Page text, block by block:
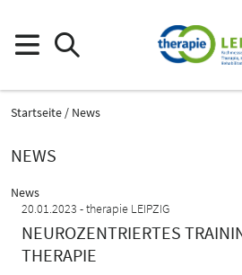
Startseite
News
NEWS
News
20.01.2023
therapie LEIPZIG
NEUROZENTRIERTES
THERAPIE